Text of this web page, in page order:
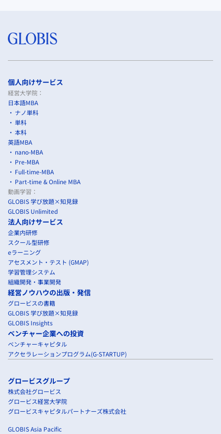
個人向けサービス
経営大学院：
日本語MBA
ナノ単科
単科
本科
英語MBA
nano-MBA
Pre-MBA
Full-time-MBA
Part-time & Online MBA
動画学習：
GLOBIS 学び放題×知見録
GLOBIS Unlimited
法人向けサービス
企業内研修
スクール型研修
eラーニング
アセスメント・テスト (GMAP)
学習管理システム
組織開発・事業開発
経営ノウハウの出版・発信
グロービスの書籍
GLOBIS 学び放題×知見録
GLOBIS Insights
ベンチャー企業への投資
ベンチャーキャピタル
アクセラレーションプログラム(G-STARTUP)
グロービスグループ
株式会社グロービス
グロービス経営大学院
グロービスキャピタルパートナーズ株式会社
GLOBIS Asia Pacific